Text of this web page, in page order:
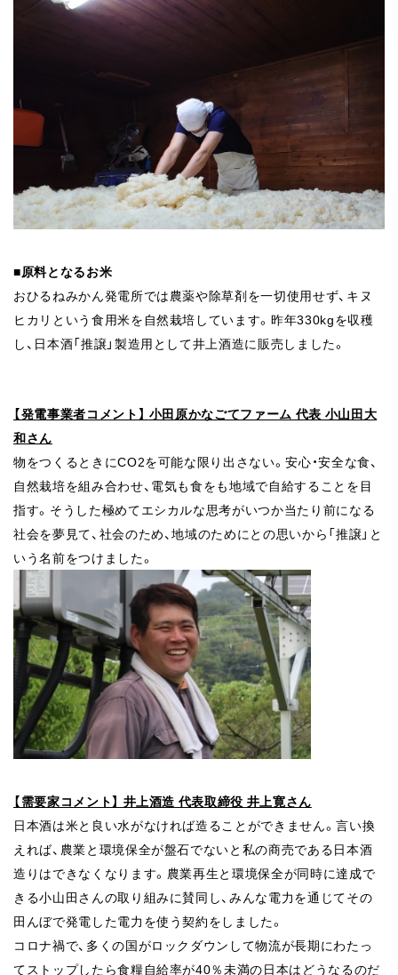
■原料となるお米
おひるねみかん発電所では農薬や除草剤を一切使用せず、 キヌ
ヒカリという食用米を自然栽培しています。昨年330kgを収穫
し、日本酒「推譲」製造用として井上酒造に販売しました。
【発電事業者コメント】 小田原かなごてファーム 代表 小山田大
和さん
物をつくるときにCO2を可能な限り出さない。安心・安全な食、
自然栽培を組み合わせ、電気も食をも地域で自給することを目
指す。 そうした極めてエシカルな思考がいつか当たり前になる
社会を夢見て、 社会のため、地域のためにとの思いから「推譲」と
いう名前をつけました。
【需要家コメント】 井上酒造 代表取締役 井上寛さん
日本酒は米と良い水がなければ造ることができません。言い換
えれば、 農業と環境保全が盤石でないと私の商売である日本酒
造りはできなく なります。農業再生と環境保全が同時に達成で
きる小山田さんの取り 組みに賛同し、みんな電力を通じてその
田んぼで発電した電力を使う契約をしました。
コロナ禍で、多くの国がロックダウンして物流が長期にわたっ
てストップしたら食糧自給率が40％未満の日本はどうなるのだ